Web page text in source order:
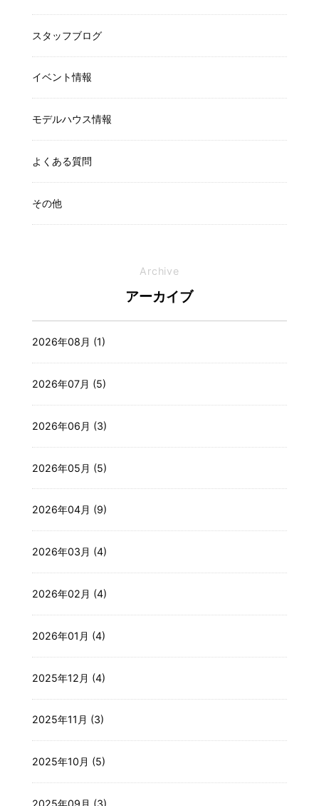
スタッフブログ
イベント情報
モデルハウス情報
よくある質問
その他
Archive
アーカイブ
2026年08月 (1)
2026年07月 (5)
2026年06月 (3)
2026年05月 (5)
2026年04月 (9)
2026年03月 (4)
2026年02月 (4)
2026年01月 (4)
2025年12月 (4)
2025年11月 (3)
2025年10月 (5)
2025年09月 (3)